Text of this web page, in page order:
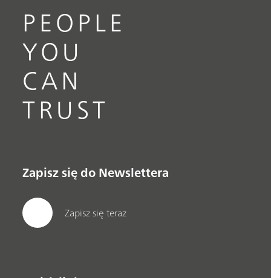
PEOPLE
YOU
CAN
TRUST
Zapisz się do Newslettera
Zapisz się teraz